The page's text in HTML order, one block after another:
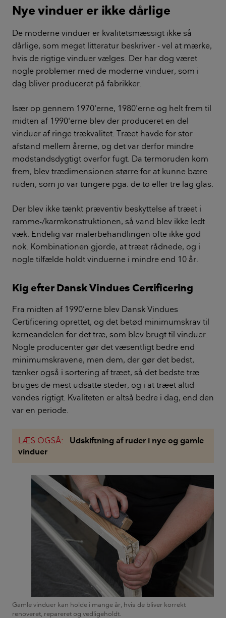
Nye vinduer er ikke dårlige
De moderne vinduer er kvalitetsmæssigt ikke så
dårlige, som meget litteratur beskriver - vel at mærke,
hvis de rigtige vinduer vælges. Der har dog været
nogle problemer med de moderne vinduer, som i
dag bliver produceret på fabrikker.
Især op gennem 1970'erne, 1980'erne og helt frem til
midten af 1990'erne blev der produceret en del
vinduer af ringe trækvalitet. Træet havde for stor
afstand mellem årerne, og det var derfor mindre
modstandsdygtigt overfor fugt. Da termoruden kom
frem, blev trædimensionen større for at kunne bære
ruden, som jo var tungere pga. de to eller tre lag glas.
Der blev ikke tænkt præventiv beskyttelse af træet i
ramme-/karmkonstruktionen, så vand blev ikke ledt
væk. Endelig var malerbehandlingen ofte ikke god
nok. Kombinationen gjorde, at træet rådnede, og i
nogle tilfælde holdt vinduerne i mindre end 10 år.
Kig efter Dansk Vindues Certificering
Fra midten af 1990’erne blev Dansk Vindues
Certificering oprettet, og det betød minimumskrav til
kerneandelen for det træ, som blev brugt til vinduer.
Nogle producenter gør det væsentligt bedre end
minimumskravene, men dem, der gør det bedst,
tænker også i sortering af træet, så det bedste træ
bruges de mest udsatte steder, og i at træet altid
vendes rigtigt. Kvaliteten er altså bedre i dag, end den
var en periode.
LÆS OGSÅ:
Udskiftning af ruder i nye og gamle
vinduer
Gamle vinduer kan holde i mange år, hvis de bliver korrekt
renoveret, repareret og vedligeholdt.